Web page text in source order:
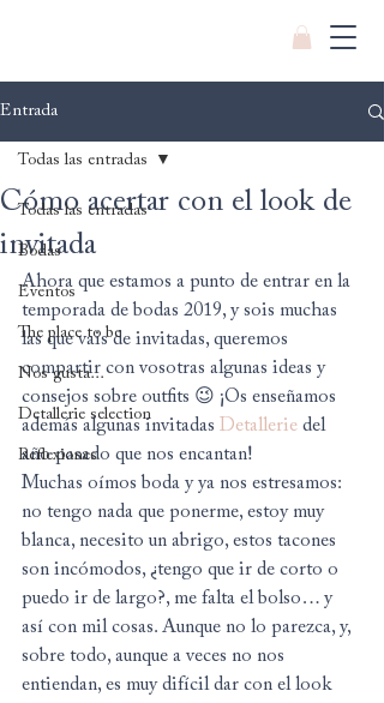
Entrada
Todas las entradas
Bodas
Eventos
The place to be
Nos gusta...
Detallerie selection
Reflexiones
Todas las entradas
Cómo acertar con el look de
invitada
Ahora que estamos a punto de entrar en la
temporada de bodas 2019, y sois muchas
las que vais de invitadas, queremos
compartir con vosotras algunas ideas y
consejos sobre outfits 😉 ¡Os enseñamos
además algunas invitadas Detallerie del
año pasado que nos encantan!
Muchas oímos boda y ya nos estresamos:
no tengo nada que ponerme, estoy muy
blanca, necesito un abrigo, estos tacones
son incómodos, ¿tengo que ir de corto o
puedo ir de largo?, me falta el bolso… y
así con mil cosas. Aunque no lo parezca, y,
sobre todo, aunque a veces no nos
entiendan, es muy difícil dar con el look